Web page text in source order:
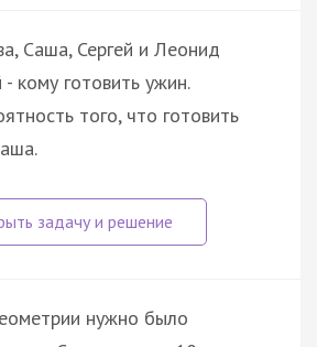
Саша, Сергей и Леонид
кому готовить ужин.
того, что готовить
нужно было